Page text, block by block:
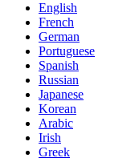
English
French
German
Portuguese
Spanish
Russian
Japanese
Korean
Arabic
Irish
Greek